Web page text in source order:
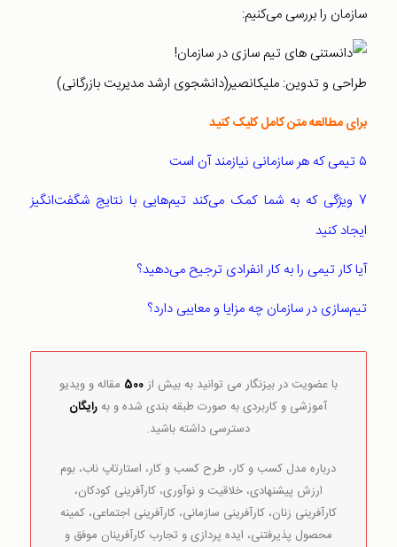
سازمان را بررسی می‌کنیم:
طراحی و تدوین: ملیکانصیر(دانشجوی ارشد مدیریت بازرگانی)
برای مطالعه متن کامل کلیک کنید
۵ تیمی که هر سازمانی نیازمند آن است
7 ویژگی که به شما کمک می‌کند تیم‌هایی با نتایج شگفت‌انگیز
ایجاد کنید
آیا کار تیمی را به کار انفرادی ترجیح می‌دهید؟
تیم‌سازی در سازمان چه مزایا و معایبی دارد؟
با عضویت در بیزنگار می توانید به بیش از500 مقاله و ویدیو
آموزشی و کاربردی به صورت طبقه بندی شده و بهرایگان
دسترسی داشته باشید.
درباره مدل کسب و کار، طرح کسب و کار، استارتاپ ناب، بوم
ارزش پیشنهادی، خلاقیت و نوآوری، کارآفرینی کودکان،
کارآفرینی زنان، کارآفرینی سازمانی، کارآفرینی اجتماعی، کمینه
محصول پذیرفتنی، ایده پردازی و تجارب کارآفرینان موفق و